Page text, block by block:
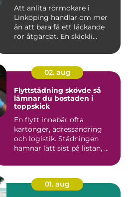
Att anlita rörmokare i
Linköping handlar om mer
än att bara få ett läckande
rör åtgärdat. En skickli...
02. aug
Flyttstädning skövde så
lämnar du bostaden i
toppskick
En flytt innebär ofta
kartonger, adressändring
och logistik. Städningen
hamnar lätt sist på listan, ...
01. aug